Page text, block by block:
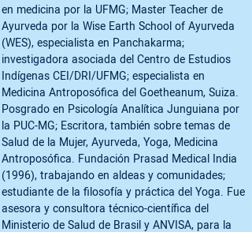
en medicina por la UFMG; Master Teacher de
Ayurveda por la Wise Earth School of Ayurveda
(WES), especialista en Panchakarma;
investigadora asociada del Centro de Estudios
Indígenas CEI/DRI/UFMG; especialista en
Medicina Antroposófica del Goetheanum, Suiza.
Posgrado en Psicología Analítica Junguiana por
la PUC-MG; Escritora, también sobre temas de
Salud de la Mujer, Ayurveda, Yoga, Medicina
Antroposófica. Fundación Prasad Medical India
(1996), trabajando en aldeas y comunidades;
estudiante de la filosofía y práctica del Yoga. Fue
asesora y consultora técnico-científica del
Ministerio de Salud de Brasil y ANVISA, para la